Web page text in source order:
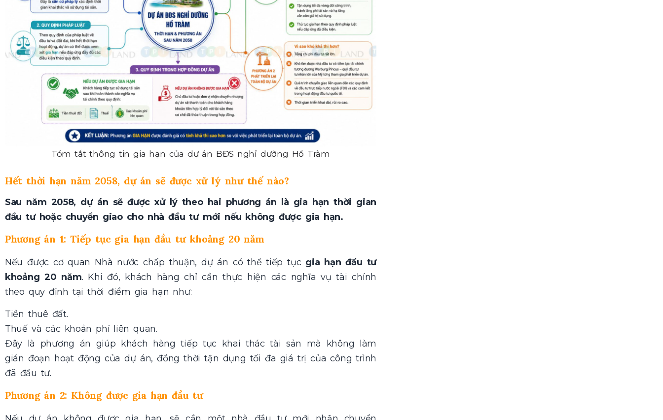
Tóm tắt thông tin gia hạn của dự án BĐS nghỉ dưỡng Hồ Tràm
Hết thời hạn năm 2058, dự án sẽ được xử lý như thế nào?
Sau năm 2058, dự án sẽ được xử lý theo hai phương án là gia hạn thời gian
đầu tư hoặc chuyển giao cho nhà đầu tư mới nếu không được gia hạn.
Phương án 1: Tiếp tục gia hạn đầu tư khoảng 20 năm
Nếu được cơ quan Nhà nước chấp thuận, dự án có thể tiếp tục gia hạn đầu tư
khoảng 20 năm. Khi đó, khách hàng chỉ cần thực hiện các nghĩa vụ tài chính
theo quy định tại thời điểm gia hạn như:
Tiền thuê đất.
Thuế và các khoản phí liên quan.
Đây là phương án giúp khách hàng tiếp tục khai thác tài sản mà không làm
gián đoạn hoạt động của dự án, đồng thời tận dụng tối đa giá trị của công trình
đã đầu tư.
Phương án 2: Không được gia hạn đầu tư